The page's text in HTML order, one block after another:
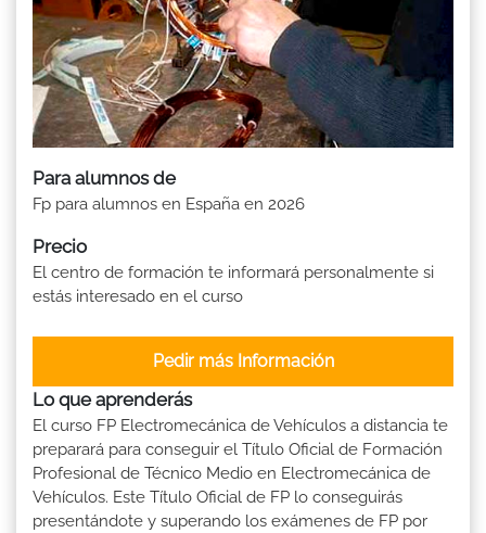
Para alumnos de
Fp para alumnos en España en 2026
Precio
El centro de formación te informará personalmente si
estás interesado en el curso
Pedir más Información
Lo que aprenderás
El curso FP Electromecánica de Vehículos a distancia te
preparará para conseguir el Título Oficial de Formación
Profesional de Técnico Medio en Electromecánica de
Vehículos. Este Título Oficial de FP lo conseguirás
presentándote y superando los exámenes de FP por